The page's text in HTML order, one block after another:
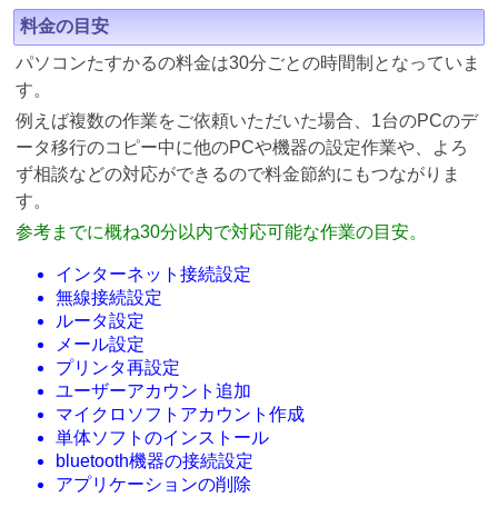
料金の目安
パソコンたすかるの料金は30分ごとの時間制となっていま
す。
例えば複数の作業をご依頼いただいた場合、1台のPCのデ
ータ移行のコピー中に他のPCや機器の設定作業や、よろ
ず相談などの対応ができるので料金節約にもつながりま
す。
参考までに概ね30分以内で対応可能な作業の目安。
インターネット接続設定
無線接続設定
ルータ設定
メール設定
プリンタ再設定
ユーザーアカウント追加
マイクロソフトアカウント作成
単体ソフトのインストール
bluetooth機器の接続設定
アプリケーションの削除